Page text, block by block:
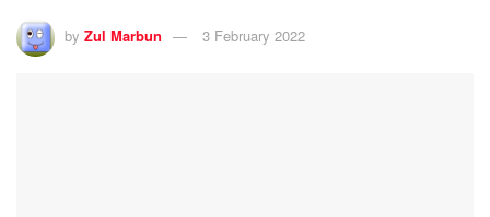
by Zul Marbun 3 February 2022